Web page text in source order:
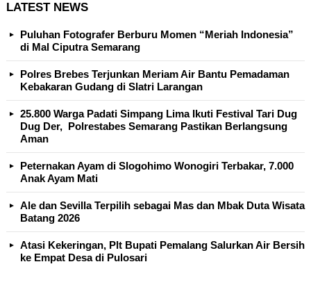
LATEST NEWS
Puluhan Fotografer Berburu Momen “Meriah Indonesia”
di Mal Ciputra Semarang
Polres Brebes Terjunkan Meriam Air Bantu Pemadaman
Kebakaran Gudang di Slatri Larangan
25.800 Warga Padati Simpang Lima Ikuti Festival Tari Dug
Dug Der, Polrestabes Semarang Pastikan Berlangsung
Aman
Peternakan Ayam di Slogohimo Wonogiri Terbakar, 7.000
Anak Ayam Mati
Ale dan Sevilla Terpilih sebagai Mas dan Mbak Duta Wisata
Batang 2026
Atasi Kekeringan, Plt Bupati Pemalang Salurkan Air Bersih
ke Empat Desa di Pulosari